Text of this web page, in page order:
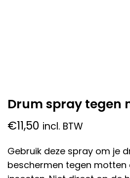
Drum spray tegen
€11,50 incl. BTW
Gebruik deze spray om je
beschermen tegen motten